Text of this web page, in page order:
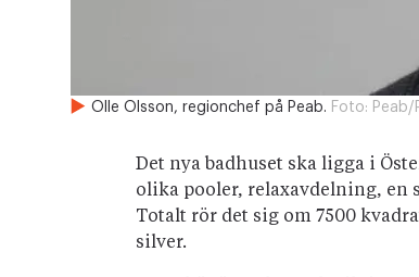
Olle Olsson, regionchef på Peab. Foto: Peab/
Det nya badhuset ska ligga i
olika pooler, relaxavdelning, en
Totalt rör det sig om 7500
silver.